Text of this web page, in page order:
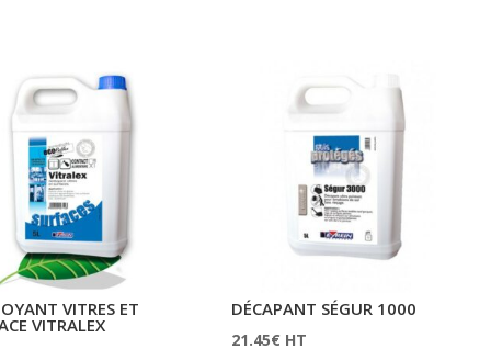
VITRES ET
VITRALEX
DÉCAPANT SÉGUR 1000
21.45€ HT